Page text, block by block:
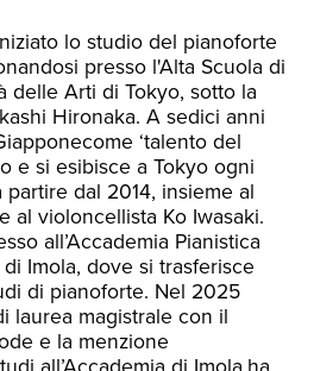
lo studio del pianoforte
presso l'Alta Scuola di
delle Arti di Tokyo, sotto la
Hironaka. A sedici anni
‘talento del
e si esibisce a Tokyo ogni
dal 2014, insieme al
al violoncellista Ko Iwasaki.
all’Accademia Pianistica
di Imola, dove si trasferisce
di pianoforte. Nel 2025
laurea magistrale con il
e la menzione